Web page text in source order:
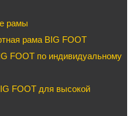
рамы
рама BIG FOOT
FOOT по индивидуальному
FOOT для высокой